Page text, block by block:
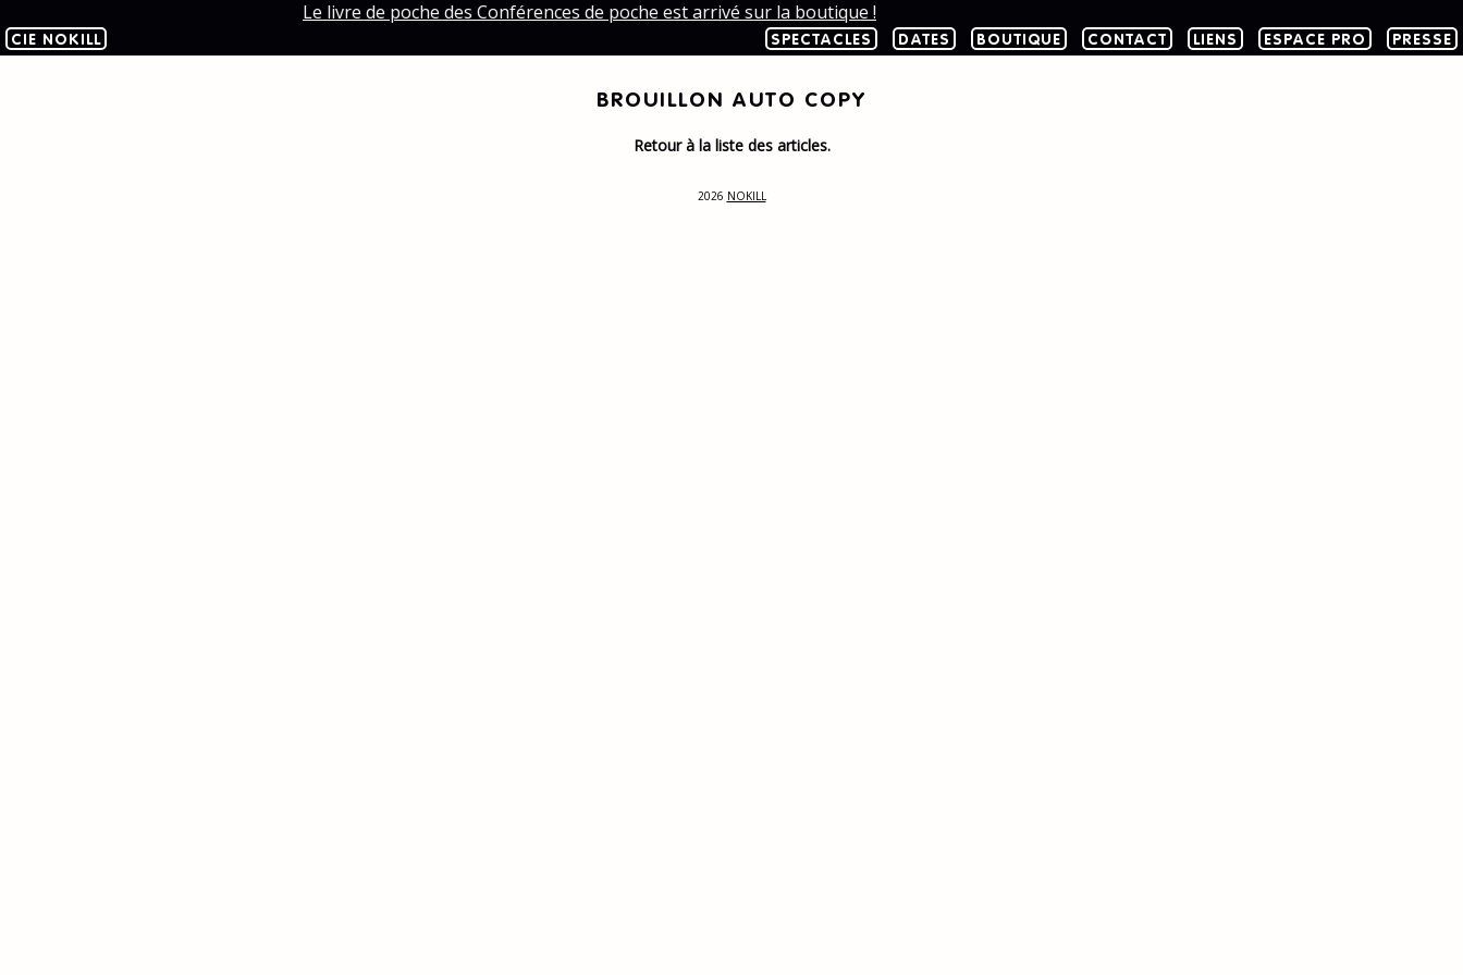
Le livre de poche des Conférences de poche est arrivé sur la boutique !
CIE NOKILL SPECTACLES DATES BOUTIQUE CONTACT LIENS ESPACE PRO PRESSE
BROUILLON AUTO COPY
Retour à la liste des articles.
2026 NOKILL